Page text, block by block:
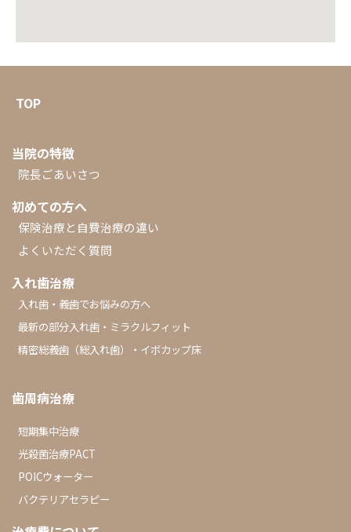
TOP
当院の特徴
院長ごあいさつ
初めての方へ
保険治療と自費治療の違い
よくいただく質問
入れ歯治療
入れ歯・義歯でお悩みの方へ
最新の部分入れ歯・ミラクルフィット
精密総義歯（総入れ歯）・イボカップ床
歯周病治療
短期集中治療
光殺菌治療PACT
POICウォーター
バクテリアセラピー